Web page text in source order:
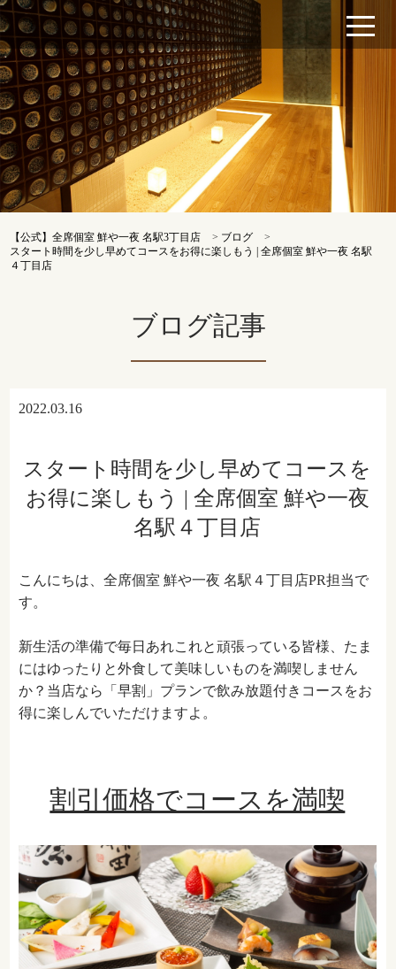
【公式】全席個室 鮮や一夜 名駅3丁目店 > ブログ
>
スタート時間を少し早めてコースをお得に楽しもう | 全席個室 鮮や一夜 名駅
４丁目店
ブログ記事
2022.03.16
スタート時間を少し早めてコースを
お得に楽しもう | 全席個室 鮮や一夜
名駅４丁目店
こんにちは、全席個室 鮮や一夜 名駅４丁目店PR担当で
す。
新生活の準備で毎日あれこれと頑張っている皆様、たま
にはゆったりと外食して美味しいものを満喫しません
か？当店なら「早割」プランで飲み放題付きコースをお
得に楽しんでいただけますよ。
割引価格でコースを満喫